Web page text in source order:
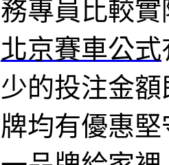
專員比較
北京賽車公式
的投注金
均有優惠